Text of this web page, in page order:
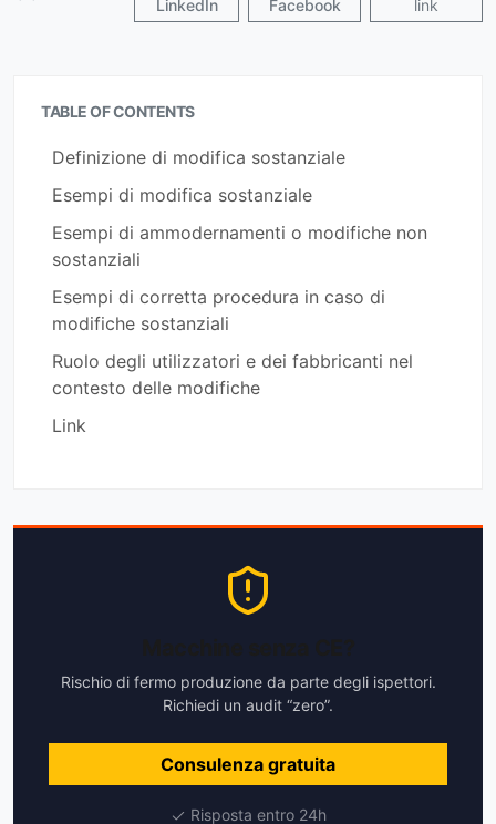
LinkedIn Facebook
link
TABLE OF CONTENTS
Definizione di modifica sostanziale
Esempi di modifica sostanziale
Esempi di ammodernamenti o modifiche non
sostanziali
Esempi di corretta procedura in caso di
modifiche sostanziali
Ruolo degli utilizzatori e dei fabbricanti nel
contesto delle modifiche
Link
Rischio di fermo produzione da parte degli ispettori.
Richiedi un audit “zero”.
Consulenza gratuita
Risposta entro 24h